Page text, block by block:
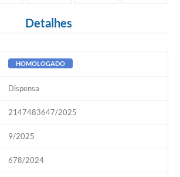
Detalhes
HOMOLOGADO
Dispensa
2147483647/2025
9/2025
678/2024